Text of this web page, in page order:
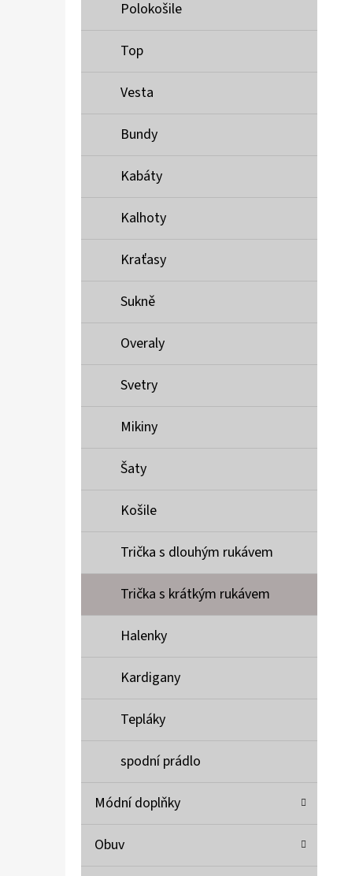
Polokošile
Top
Vesta
Bundy
Kabáty
Kalhoty
Kraťasy
Sukně
Overaly
Svetry
Mikiny
Šaty
Košile
Trička s dlouhým rukávem
Trička s krátkým rukávem
Halenky
Kardigany
Tepláky
spodní prádlo
Módní doplňky
Obuv
MUSTANG PÁSEK